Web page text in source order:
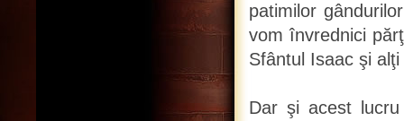
patimilor
vom învrednici
Sfântul Isaac şi
Dar şi acest